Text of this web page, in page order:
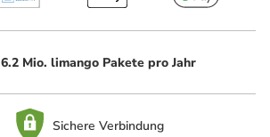
6.2 Mio. limango Pakete pro Jahr
Sichere Verbindung